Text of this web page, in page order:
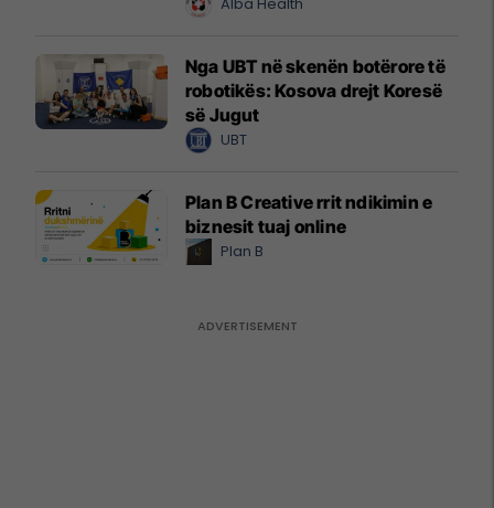
Nga UBT në skenën botërore të
robotikës: Kosova drejt Koresë
së Jugut
UBT
Plan B Creative rrit ndikimin e
biznesit tuaj online
Plan B